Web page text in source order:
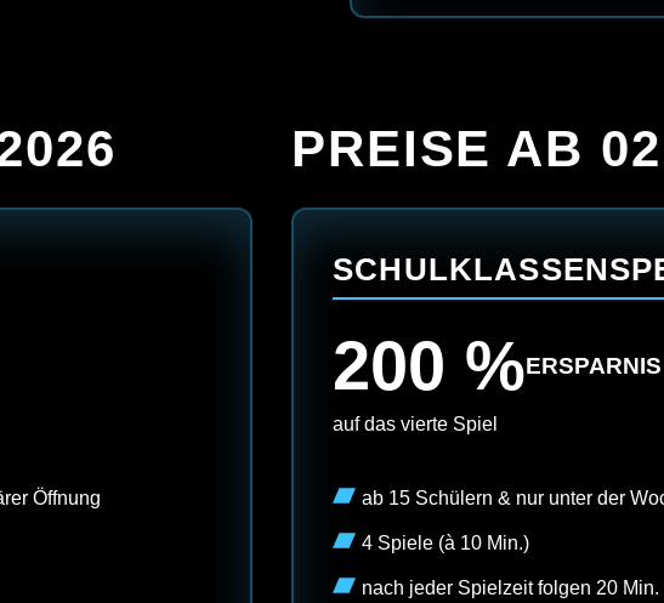
Öffnung
PREISE AB
200 %ERSPARNIS
auf das vierte Spiel
ab 15 Schülern & nur unter der
4 Spiele (à 10 Min.)
nach jeder Spielzeit folgen 20 Min.